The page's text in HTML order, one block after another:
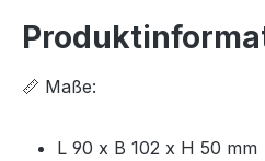
📏 Maße:
L 90 x B 102 x H 50 mm